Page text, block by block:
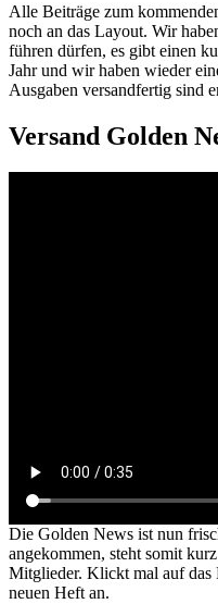
Alle Beiträge zum
noch an das Layout. Wir
führen dürfen, es gibt einen
Jahr und wir haben wieder
Ausgaben versandfertig sind
Versand Golden
Die Golden News ist nun
angekommen, steht somit
Mitglieder. Klickt mal auf das
neuen Heft an.